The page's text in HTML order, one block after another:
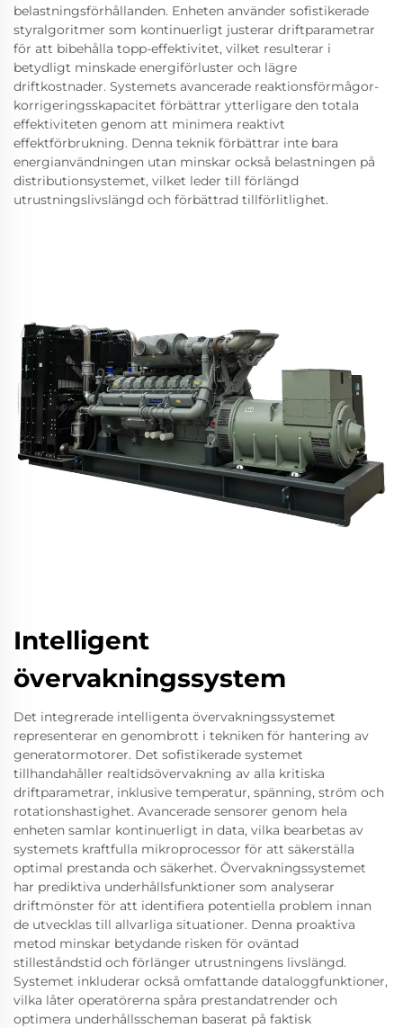
belastningsförhållanden. Enheten använder sofistikerade
styralgoritmer som kontinuerligt justerar driftparametrar
för att bibehålla topp-effektivitet, vilket resulterar i
betydligt minskade energiförluster och lägre
driftkostnader. Systemets avancerade reaktionsförmågor-
korrigeringsskapacitet förbättrar ytterligare den totala
effektiviteten genom att minimera reaktivt
effektförbrukning. Denna teknik förbättrar inte bara
energianvändningen utan minskar också belastningen på
distributionsystemet, vilket leder till förlängd
utrustningslivslängd och förbättrad tillförlitlighet.
Intelligent
övervakningssystem
Det integrerade intelligenta övervakningssystemet
representerar en genombrott i tekniken för hantering av
generatormotorer. Det sofistikerade systemet
tillhandahåller realtidsövervakning av alla kritiska
driftparametrar, inklusive temperatur, spänning, ström och
rotationshastighet. Avancerade sensorer genom hela
enheten samlar kontinuerligt in data, vilka bearbetas av
systemets kraftfulla mikroprocessor för att säkerställa
optimal prestanda och säkerhet. Övervakningssystemet
har prediktiva underhållsfunktioner som analyserar
driftmönster för att identifiera potentiella problem innan
de utvecklas till allvarliga situationer. Denna proaktiva
metod minskar betydande risken för oväntad
stilleståndstid och förlänger utrustningens livslängd.
Systemet inkluderar också omfattande dataloggfunktioner,
vilka låter operatörerna spåra prestandatrender och
optimera underhållsscheman baserat på faktisk